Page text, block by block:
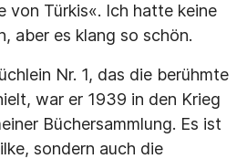
von Türkis«. Ich hatte keine
aber es klang so schön.
Nr. 1, das die berühmte
war er 1939 in den Krieg
Büchersammlung. Es ist
sondern auch die